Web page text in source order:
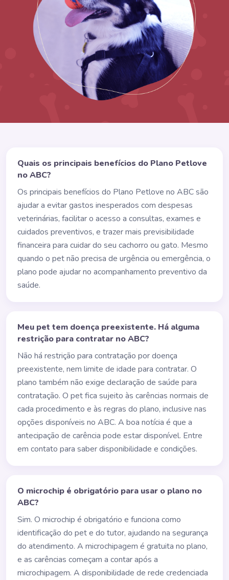
Quais os principais benefícios do Plano Petlove
no ABC?
Os principais benefícios do Plano Petlove no ABC são
ajudar a evitar gastos inesperados com despesas
veterinárias, facilitar o acesso a consultas, exames e
cuidados preventivos, e trazer mais previsibilidade
financeira para cuidar do seu cachorro ou gato. Mesmo
quando o pet não precisa de urgência ou emergência, o
plano pode ajudar no acompanhamento preventivo da
saúde.
Meu pet tem doença preexistente. Há alguma
restrição para contratar no ABC?
Não há restrição para contratação por doença
preexistente, nem limite de idade para contratar. O
plano também não exige declaração de saúde para
contratação. O pet fica sujeito às carências normais de
cada procedimento e às regras do plano, inclusive nas
opções disponíveis no ABC. A boa notícia é que a
antecipação de carência pode estar disponível. Entre
em contato para saber disponibilidade e condições.
O microchip é obrigatório para usar o plano no
ABC?
Sim. O microchip é obrigatório e funciona como
identificação do pet e do tutor, ajudando na segurança
do atendimento. A microchipagem é gratuita no plano,
e as carências começam a contar após a
microchipagem. A disponibilidade de rede credenciada